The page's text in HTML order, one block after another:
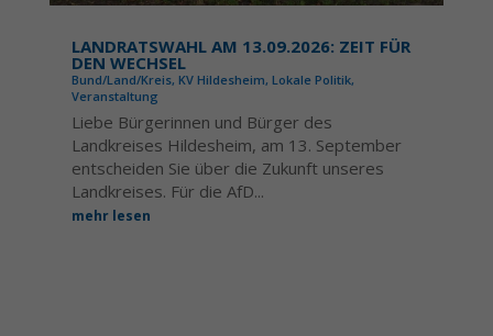
LANDRATSWAHL AM 13.09.2026: ZEIT FÜR
DEN WECHSEL
Bund/Land/Kreis, KV Hildesheim, Lokale Politik,
Veranstaltung
Liebe Bürgerinnen und Bürger des
Landkreises Hildesheim, am 13. September
entscheiden Sie über die Zukunft unseres
Landkreises. Für die AfD...
mehr lesen